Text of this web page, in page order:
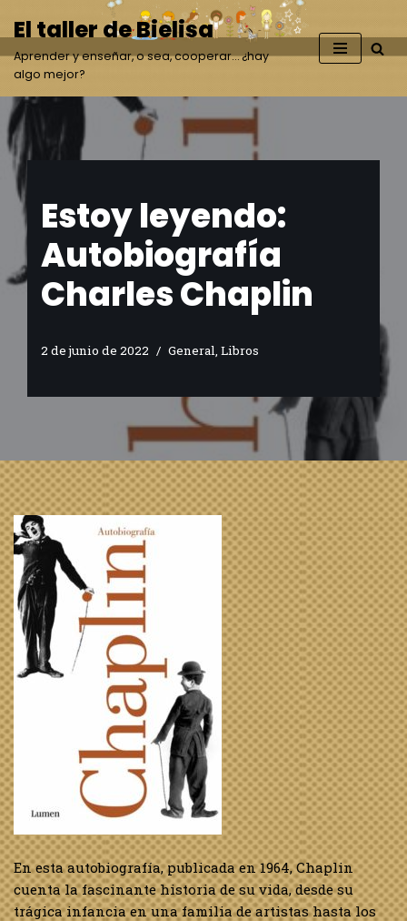
Saltar
al
contenido
El taller de Bielisa
Aprender y enseñar, o sea, cooperar… ¿hay
algo mejor?
Estoy leyendo:
Autobiografía
Charles Chaplin
2 de junio de 2022 General, Libros
En esta autobiografía, publicada en 1964, Chaplin
cuenta la fascinante historia de su vida, desde su
trágica infancia en una familia de artistas hasta los